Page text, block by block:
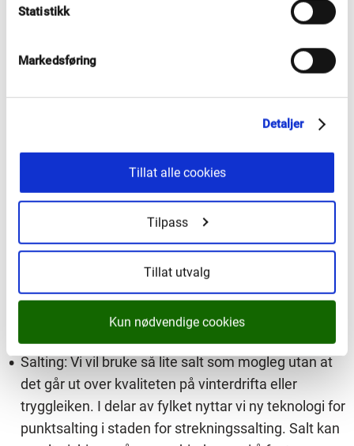
Statistikk
Markedsføring
Detaljer
Tillat alle cookies
Tilpass
Tillat utvalg
Kun nødvendige cookies
også brukast som bæremaskin.
brøytehastigheit under 40 km/t.
i vegkryss og overgangar og skapar farlege
trafikantar.
Strøing og salting
Strøing: Sand skapar den beste friksjonen på snø-
eller isdekke. Men sand blir fort køyrd vekk frå
êr
Salting: Vi vil bruke så lite salt som mogleg utan at
det går ut over kvaliteten på vinterdrifta eller
tryggleiken. I delar av fylket nyttar vi ny teknologi for
punktsalting i staden for strekningssalting. Salt kan